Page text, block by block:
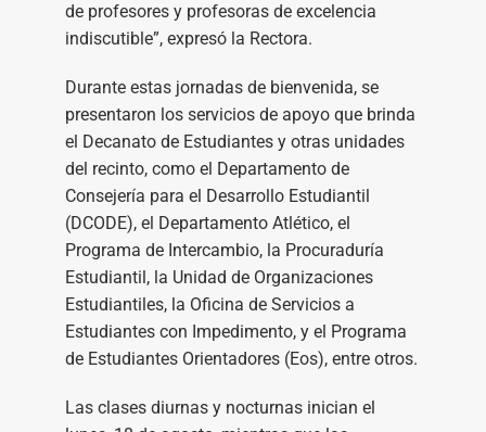
de profesores y profesoras de excelencia
indiscutible”, expresó la Rectora.
Durante estas jornadas de bienvenida, se
presentaron los servicios de apoyo que brinda
el Decanato de Estudiantes y otras unidades
del recinto, como el Departamento de
Consejería para el Desarrollo Estudiantil
(DCODE), el Departamento Atlético, el
Programa de Intercambio, la Procuraduría
Estudiantil, la Unidad de Organizaciones
Estudiantiles, la Oficina de Servicios a
Estudiantes con Impedimento, y el Programa
de Estudiantes Orientadores (Eos), entre otros.
Las clases diurnas y nocturnas inician el